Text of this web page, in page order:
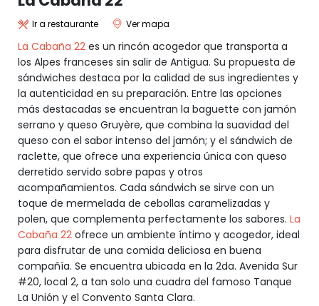
Ir a restaurante Ver mapa
La Cabaña 22 es un rincón acogedor que transporta a
los Alpes franceses sin salir de Antigua. Su propuesta de
sándwiches destaca por la calidad de sus ingredientes y
la autenticidad en su preparación. Entre las opciones
más destacadas se encuentran la baguette con jamón
serrano y queso Gruyère, que combina la suavidad del
queso con el sabor intenso del jamón; y el sándwich de
raclette, que ofrece una experiencia única con queso
derretido servido sobre papas y otros
acompañamientos. Cada sándwich se sirve con un
toque de mermelada de cebollas caramelizadas y
polen, que complementa perfectamente los sabores. La
Cabaña 22 ofrece un ambiente íntimo y acogedor, ideal
para disfrutar de una comida deliciosa en buena
compañía. Se encuentra ubicada en la 2da. Avenida Sur
#20, local 2, a tan solo una cuadra del famoso Tanque
La Unión y el Convento Santa Clara.